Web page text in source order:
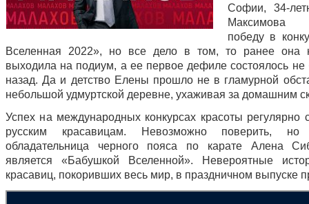
Софии, 34-
Максимова
победу в
Вселенная 2022», но все дело в том, то ранее она
выходила на подиум, а ее первое дефиле состоялось не
назад. Да и детство Елены прошло не в гламурной
небольшой удмуртской деревне, ухаживая за домашним
Успех на международных конкурсах красоты регулярно
русским красавицам. Невозможно поверить, но
обладательница черного пояса по карате Алена
является «Бабушкой Вселенной». Невероятные
красавиц, покоривших весь мир, в праздничном выпуске